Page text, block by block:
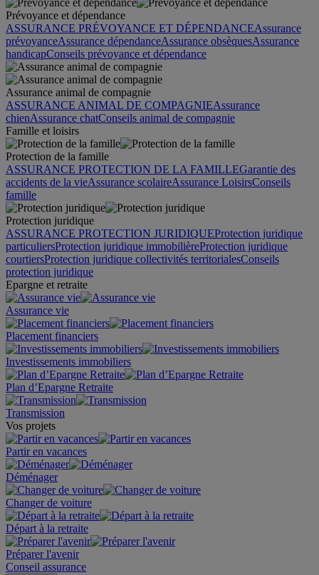
Prévoyance et dépendance
ASSURANCE PRÉVOYANCE ET DÉPENDANCEAssurance
prévoyanceAssurance dépendanceAssurance obsèquesAssurance
handicapConseils prévoyance et dépendance
Assurance animal de compagnie
ASSURANCE ANIMAL DE COMPAGNIEAssurance
chienAssurance chatConseils animal de compagnie
Famille et loisirs
Protection de la famille
ASSURANCE PROTECTION DE LA FAMILLEGarantie des
accidents de la vieAssurance scolaireAssurance LoisirsConseils
famille
Protection juridique
ASSURANCE PROTECTION JURIDIQUEProtection juridique
particuliersProtection juridique immobilièreProtection juridique
courtiersProtection juridique collectivités territorialesConseils
protection juridique
Epargne et retraite
Assurance vie
Placement financiers
Investissements immobiliers
Plan d’Epargne Retraite
Transmission
Vos projets
Partir en vacances
Déménager
Changer de voiture
Départ à la retraite
Préparer l'avenir
Conseil assurance